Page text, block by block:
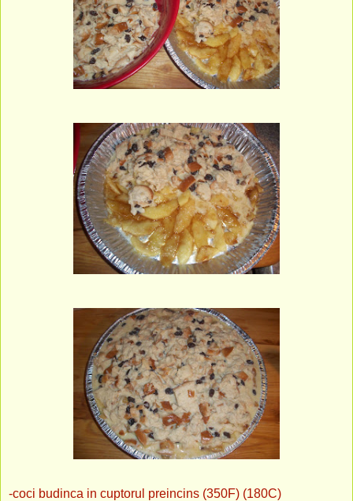
-coci budinca in cuptorul preincins (350F) (180C)